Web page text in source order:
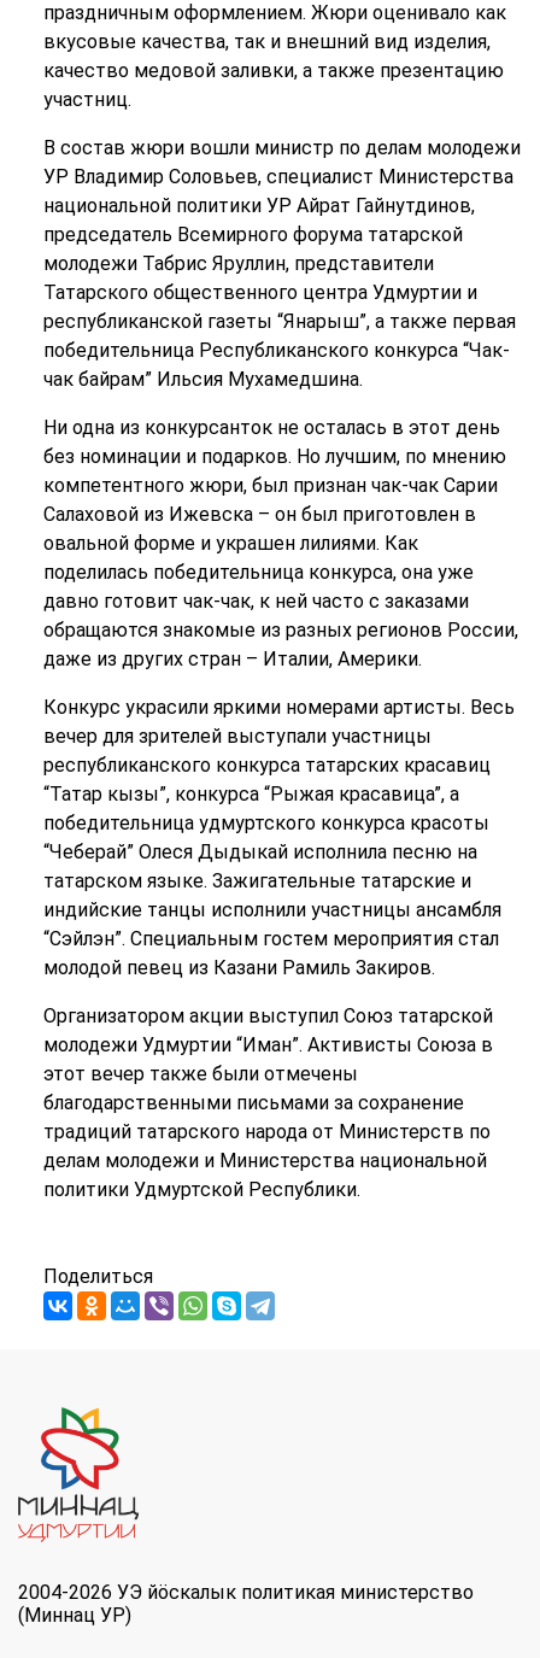
праздничным оформлением. Жюри оценивало как
вкусовые качества, так и внешний вид изделия,
качество медовой заливки, а также презентацию
участниц.
В состав жюри вошли министр по делам молодежи
УР Владимир Соловьев, специалист Министерства
национальной политики УР Айрат Гайнутдинов,
председатель Всемирного форума татарской
молодежи Табрис Яруллин, представители
Татарского общественного центра Удмуртии и
республиканской газеты “Янарыш”, а также первая
победительница Республиканского конкурса “Чак-
чак байрам” Ильсия Мухамедшина.
Ни одна из конкурсанток не осталась в этот день
без номинации и подарков. Но лучшим, по мнению
компетентного жюри, был признан чак-чак Сарии
Салаховой из Ижевска – он был приготовлен в
овальной форме и украшен лилиями. Как
поделилась победительница конкурса, она уже
давно готовит чак-чак, к ней часто с заказами
обращаются знакомые из разных регионов России,
даже из других стран – Италии, Америки.
Конкурс украсили яркими номерами артисты. Весь
вечер для зрителей выступали участницы
республиканского конкурса татарских красавиц
“Татар кызы”, конкурса “Рыжая красавица”, а
победительница удмуртского конкурса красоты
“Чеберай” Олеся Дыдыкай исполнила песню на
татарском языке. Зажигательные татарские и
индийские танцы исполнили участницы ансамбля
“Сэйлэн”. Специальным гостем мероприятия стал
молодой певец из Казани Рамиль Закиров.
Организатором акции выступил Союз татарской
молодежи Удмуртии “Иман”. Активисты Союза в
этот вечер также были отмечены
благодарственными письмами за сохранение
традиций татарского народа от Министерств по
делам молодежи и Министерства национальной
политики Удмуртской Республики.
Поделиться
2004-2026 УЭ йöскалык политикая министерство
(Миннац УР)